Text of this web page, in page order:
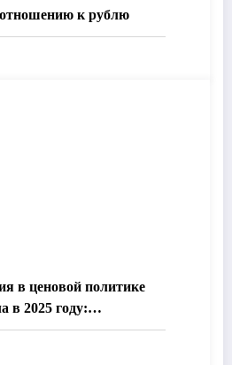
отношению к рублю
в ценовой политике
в 2025 году:
и рыночные